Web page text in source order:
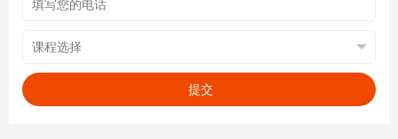
提交